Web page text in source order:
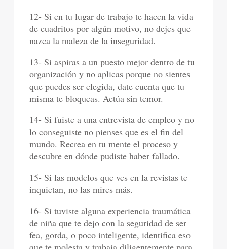
12- Si en tu lugar de trabajo te hacen la vida
de cuadritos por algún motivo, no dejes que
nazca la maleza de la inseguridad.
13- Si aspiras a un puesto mejor dentro de tu
organización y no aplicas porque no sientes
que puedes ser elegida, date cuenta que tu
misma te bloqueas. Actúa sin temor.
14- Si fuiste a una entrevista de empleo y no
lo conseguiste no pienses que es el fin del
mundo. Recrea en tu mente el proceso y
descubre en dónde pudiste haber fallado.
15- Si las modelos que ves en la revistas te
inquietan, no las mires más.
16- Si tuviste alguna experiencia traumática
de niña que te dejo con la seguridad de ser
fea, gorda, o poco inteligente, identifica eso